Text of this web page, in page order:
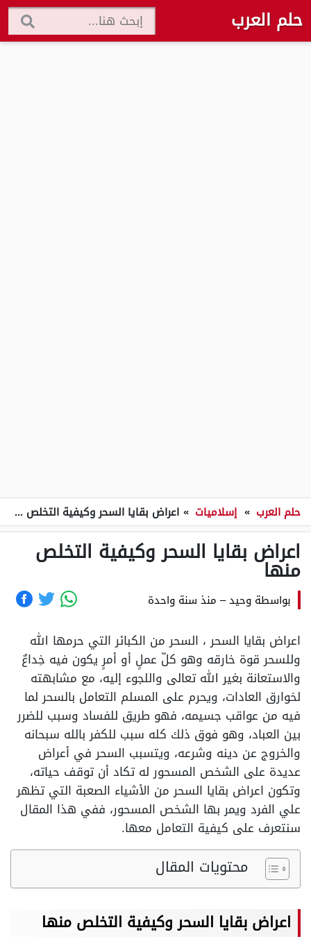
حلم العرب
حلم العرب » إسلاميات » اعراض بقايا السحر وكيفية التخلص منها
اعراض بقايا السحر وكيفية التخلص
منها
بواسطة وحيد– منذ سنة واحدة
اعراض بقايا السحر ، السحر من الكبائر التي حرمها الله
وللسحر قوة خارقه وهو كلّ عملٍ أو أمرٍ يكون فيه خِداعٌ
والاستعانة بغير الله تعالى واللجوء إليه، مع مشابهته
لخوارق العادات، ويحرم على المسلم التعامل بالسحر لما
فيه من عواقب جسيمه، فهو طريق للفساد وسبب للضرر
بين العباد، وهو فوق ذلك كله سبب للكفر بالله سبحانه
والخروج عن دينه وشرعه، ويتسبب السحر في أعراض
عديدة على الشخص المسحور له تكاد أن توقف حياته،
وتكون اعراض بقايا السحر من الأشياء الصعبة التي تظهر
علي الفرد ويمر بها الشخص المسحور، ففي هذا المقال
سنتعرف على كيفية التعامل معها.
محتويات المقال
اعراض بقايا السحر وكيفية التخلص منها